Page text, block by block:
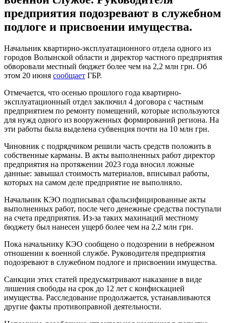
предприятия подозревают в служебном
подлоге и присвоении имущества.
Начальник квартирно-эксплуатационного отдела одного из
городов Волынской области и директор частного предприятия
обворовали местный бюджет более чем на 2,2 млн грн. Об
этом 20 июня сообщает ГБР.
Отмечается, что осенью прошлого года квартирно-
эксплуатационный отдел заключил 4 договора с частным
предприятием по ремонту помещений, которые используются
для нужд одного из вооруженных формирований региона. На
эти работы была выделена субвенция почти на 10 млн грн.
Чиновник с подрядчиком решили часть средств положить в
собственные карманы. В акты выполненных работ директор
предприятия на протяжении 2023 года вносил ложные
данные: завышал стоимость материалов, вписывал работы,
которых на самом деле предприятие не выполняло.
Начальник КЭО подписывал сфальсифицированные акты
выполненных работ, после чего денежные средства поступали
на счета предприятия. Из-за таких махинаций местному
бюджету был нанесен ущерб более чем на 2,2 млн грн.
Пока начальнику КЭО сообщено о подозрении в небрежном
отношении к военной службе. Руководителя предприятия
подозревают в служебном подлоге и присвоении имущества.
Санкции этих статей предусматривают наказание в виде
лишения свободы на срок до 12 лет с конфискацией
имущества. Расследование продолжается, устанавливаются
другие факты противоправной деятельности.